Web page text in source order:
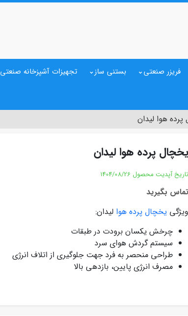
فریزر صنعتی بستنی ساز تجهیزات آشپزخانه صنعتی
هوا لیدان
یخچال پرده هوا لیدان
تاریخ آپدیت محصول 1404/08/26
تماس بگیرید
ویژگی یخچال پرده هوا لیدان:
چرخش یکسان برودت در طبقات
سیستم گردش هوای سرد
طراحی منحصر به فرد جهت جلوگیری از اتلاف انرژی
مصرف انرژی پایین، بازدهی بالا